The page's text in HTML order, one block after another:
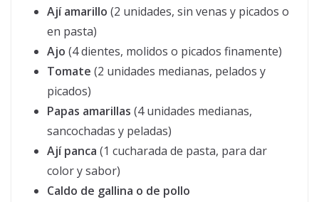
Ají amarillo (2 unidades, sin venas y picados o
en pasta)
Ajo (4 dientes, molidos o picados finamente)
Tomate (2 unidades medianas, pelados y
picados)
Papas amarillas (4 unidades medianas,
sancochadas y peladas)
Ají panca (1 cucharada de pasta, para dar
color y sabor)
Caldo de gallina o de pollo